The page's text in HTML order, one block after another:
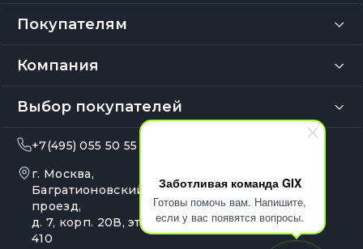
Заботливая команда GIX
Готовы помочь вам. Напишите,
если у вас появятся вопросы.
Покупателям
Компания
Выбор покупателей
+7(495) 055 50 55
г. Москва,
Багратионовский
проезд,
д. 7, корп. 20В, эт. 4, оф.
410
Ежедневно